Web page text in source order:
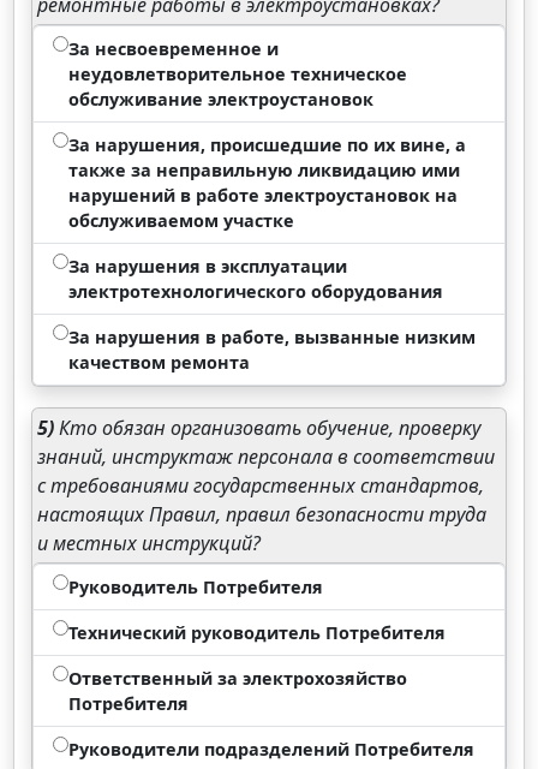
За несвоевременное и
неудовлетворительное техническое
обслуживание электроустановок
За нарушения, происшедшие по их вине, а
также за неправильную ликвидацию ими
нарушений в работе электроустановок на
обслуживаемом участке
За нарушения в эксплуатации
электротехнологического оборудования
За нарушения в работе, вызванные низким
качеством ремонта
5)Кто обязан организовать обучение, проверку
знаний, инструктаж персонала в соответствии
с требованиями государственных стандартов,
настоящих Правил, правил безопасности труда
и местных инструкций?
Руководитель Потребителя
Технический руководитель Потребителя
Ответственный за электрохозяйство
Потребителя
Руководители подразделений Потребителя